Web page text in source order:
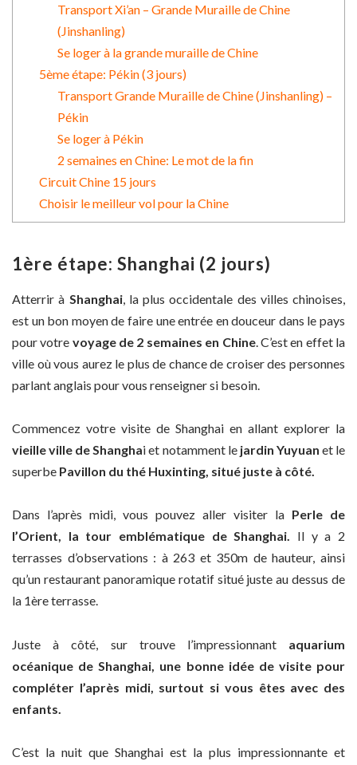
Transport Xi’an – Grande Muraille de Chine
(Jinshanling)
Se loger à la grande muraille de Chine
5ème étape: Pékin (3 jours)
Transport Grande Muraille de Chine (Jinshanling) –
Pékin
Se loger à Pékin
2 semaines en Chine: Le mot de la fin
Circuit Chine 15 jours
Choisir le meilleur vol pour la Chine
1ère étape: Shanghai (2 jours)
Atterrir à Shanghai, la plus occidentale des villes chinoises,
est un bon moyen de faire une entrée en douceur dans le pays
pour votre voyage de 2 semaines en Chine. C’est en effet la
ville où vous aurez le plus de chance de croiser des personnes
parlant anglais pour vous renseigner si besoin.
Commencez votre visite de Shanghai en allant explorer la
vieille ville de Shanghai et notamment le jardin Yuyuan et le
superbe Pavillon du thé Huxinting, situé juste à côté.
Dans l’après midi, vous pouvez aller visiter la Perle de
l’Orient, la tour emblématique de Shanghai. Il y a 2
terrasses d’observations : à 263 et 350m de hauteur, ainsi
qu’un restaurant panoramique rotatif situé juste au dessus de
la 1ère terrasse.
Juste à côté, sur trouve l’impressionnant aquarium
océanique de Shanghai, une bonne idée de visite pour
compléter l’après midi, surtout si vous êtes avec des
enfants.
C’est la nuit que Shanghai est la plus impressionnante et